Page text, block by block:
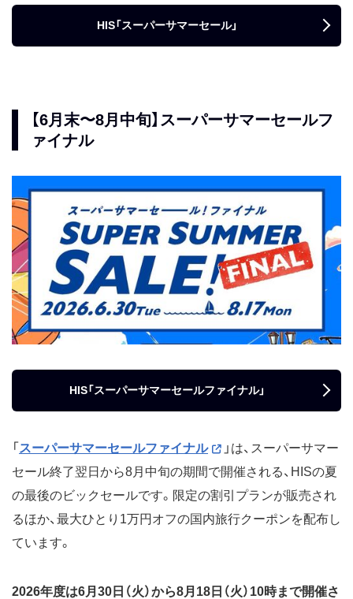
HIS「スーパーサマーセール」
【6月末〜8月中旬】スーパーサマーセールフ
ァイナル
HIS「スーパーサマーセールファイナル」
「 スーパーサマーセールファイナル
」は、スーパーサマー
セール終了翌日から8月中旬の期間で開催される、HISの夏
の最後のビックセールです。限定の割引プランが販売され
るほか、最大ひとり1万円オフの国内旅行クーポンを配布し
ています。
2026年度は6月30日（火）から8月18日（火）10時まで開催さ